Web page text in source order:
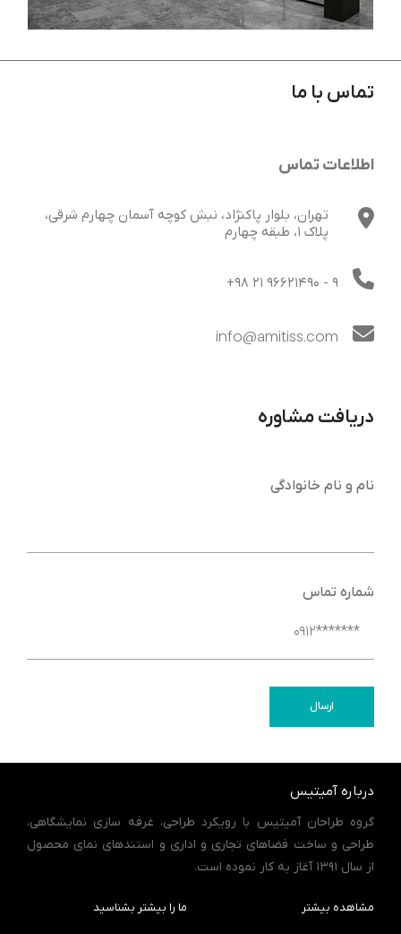
دکوراسیون فروشگاهی و برندشاپ پاکشوما
تماس با ما
اطلاعات تماس
تهران، بلوار پاکنژاد، نبش کوچه آسمان چهارم شرقی،
پلاک 1، طبقه چهارم
+98 21 96621490 - 9
دریافت مشاوره
نام و نام خانوادگی
شماره تماس
ارسال
درباره آمیتیس
گروه طراحان آمیتیس با رویکرد طراحی، غرفه سازی نمایشگاهی،
طراحی و ساخت فضاهای تجاری و اداری و استندهای نمای محصول
از سال 1391 آغاز به کار نموده است.
مشاهده بیشتر ما را بیشتر بشناسید